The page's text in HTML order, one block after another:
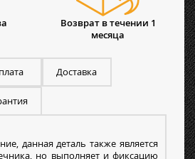
Возврат в течении 1
месяца
Доставка
данная деталь также является
но выполняет и фиксацию